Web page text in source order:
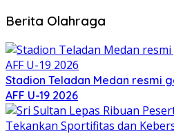
Berita Olahraga
Stadion Teladan Medan resmi
AFF U-19 2026